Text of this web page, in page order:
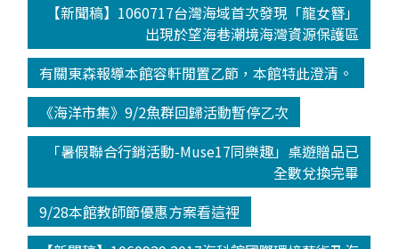
【新聞稿】1060717台灣海域首次發現「龍女簪」
出現於望海巷潮境海灣資源保護區
有關東森報導本館容軒閒置乙節，本館特此澄清。
《海洋市集》9/2魚群回歸活動暫停乙次
「暑假聯合行銷活動-Muse17同樂趣」桌遊贈品已
全數兌換完畢
9/28本館教師節優惠方案看這裡